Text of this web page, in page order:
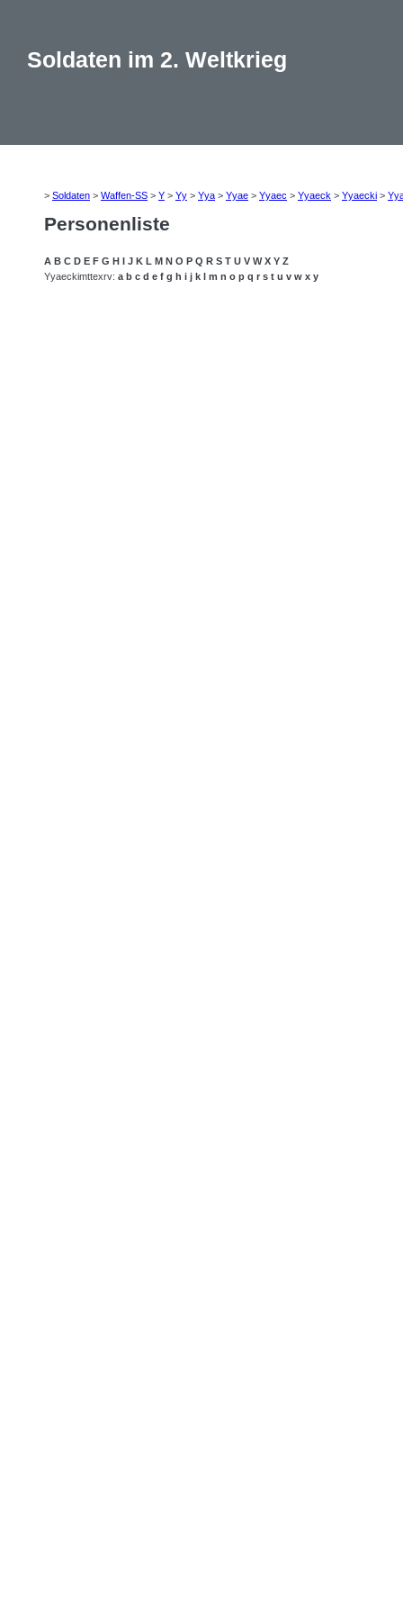
Soldaten im 2. Weltkrieg
> Soldaten > Waffen-SS > Y > Yy > Yya > Yyae > Yyaec > Yyaeck > Yyaecki >
Personenliste
A B C D E F G H I J K L M N O P Q R S T U V W X Y Z
Yyaeckimttexrv: a b c d e f g h i j k l m n o p q r s t u v w x y